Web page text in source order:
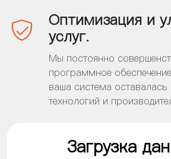
Оптимизация и
услуг.
Мы постоянно
программное
ваша система
технологий и
Загрузка